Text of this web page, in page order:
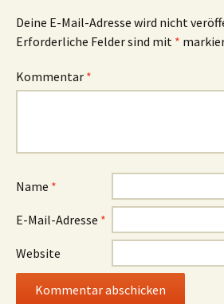
Deine E-Mail-Adresse wird nicht
Erforderliche Felder sind mit *
Kommentar *
Name *
E-Mail-Adresse *
Website